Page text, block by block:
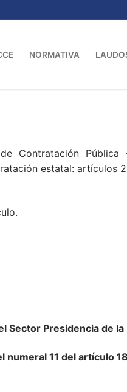
NORMATIVA
Pública
estatal: artículos
Sector Presidencia de la
11 del artículo